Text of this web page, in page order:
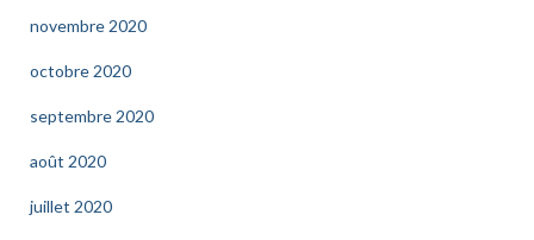
novembre 2020
octobre 2020
septembre 2020
août 2020
juillet 2020